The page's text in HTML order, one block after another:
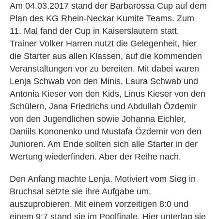
Am 04.03.2017 stand der Barbarossa Cup auf dem
Plan des KG Rhein-Neckar Kumite Teams. Zum
11. Mal fand der Cup in Kaiserslautern statt.
Trainer Volker Harren nutzt die Gelegenheit, hier
die Starter aus allen Klassen, auf die kommenden
Veranstaltungen vor zu bereiten. Mit dabei waren
Lenja Schwab von den Minis, Laura Schwab und
Antonia Kieser von den Kids, Linus Kieser von den
Schülern, Jana Friedrichs und Abdullah Özdemir
von den Jugendlichen sowie Johanna Eichler,
Daniils Kononenko und Mustafa Özdemir von den
Junioren. Am Ende sollten sich alle Starter in der
Wertung wiederfinden. Aber der Reihe nach.
Den Anfang machte Lenja. Motiviert vom Sieg in
Bruchsal setzte sie ihre Aufgabe um,
auszuprobieren. Mit einem vorzeitigen 8:0 und
einem 9:7 stand sie im Poolfinale. Hier unterlag sie